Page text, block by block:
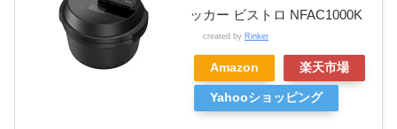
ッカー ビストロ NFAC1000K
created by Rinker
Amazon 楽天市場
Yahooショッピング